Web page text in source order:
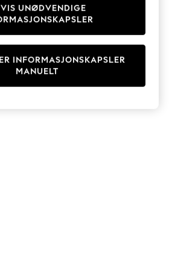
INFORMASJONSKAPSLER
MANUELT
UNØDVENDIGE